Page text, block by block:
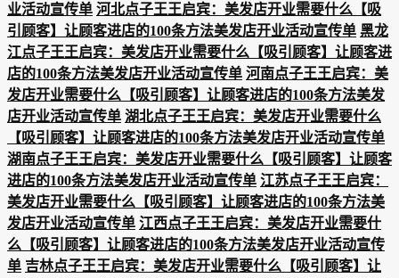
业活动宣传单 河北点子王王启宾：美发店开业需要什么【吸
引顾客】让顾客进店的100条方法美发店开业活动宣传单 黑龙
江点子王王启宾：美发店开业需要什么【吸引顾客】让顾客进
店的100条方法美发店开业活动宣传单 河南点子王王启宾：美
发店开业需要什么【吸引顾客】让顾客进店的100条方法美发
店开业活动宣传单 湖北点子王王启宾：美发店开业需要什么
【吸引顾客】让顾客进店的100条方法美发店开业活动宣传单
湖南点子王王启宾：美发店开业需要什么【吸引顾客】让顾客
进店的100条方法美发店开业活动宣传单 江苏点子王王启宾：
美发店开业需要什么【吸引顾客】让顾客进店的100条方法美
发店开业活动宣传单 江西点子王王启宾：美发店开业需要什
么【吸引顾客】让顾客进店的100条方法美发店开业活动宣传
单 吉林点子王王启宾：美发店开业需要什么【吸引顾客】让